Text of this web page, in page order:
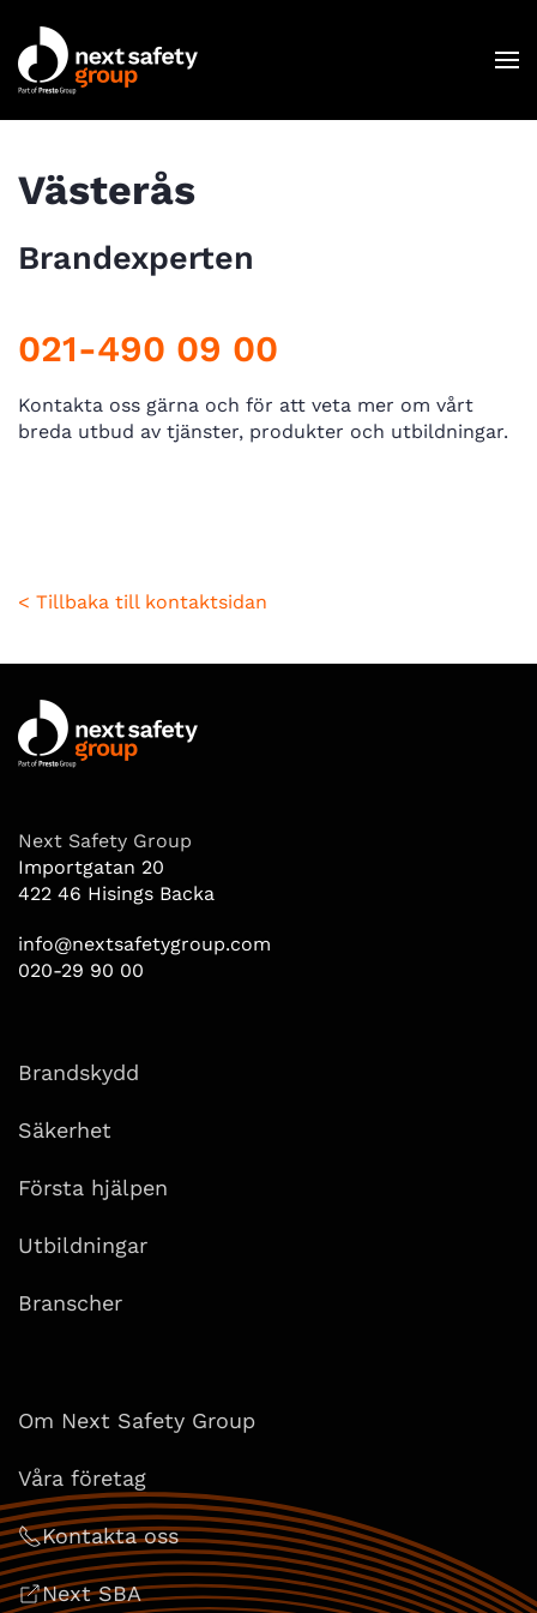
Skip to main content
Västerås
Brandexperten
021-490 09 00
Kontakta oss gärna och för att veta mer om vårt
breda utbud av tjänster, produkter och utbildningar.
< Tillbaka till kontaktsidan
Next Safety Group
Importgatan 20
422 46 Hisings Backa
info@nextsafetygroup.com
020-29 90 00
Brandskydd
Säkerhet
Första hjälpen
Utbildningar
Branscher
Om Next Safety Group
Våra företag
Kontakta oss
Next SBA